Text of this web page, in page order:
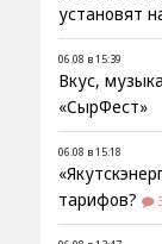
установят
06.08 в 15:39
Вкус,
«СырФест»
06.08 в 15:18
тарифов?